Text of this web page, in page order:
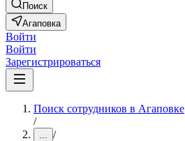
Поиск
Агаповка
Войти
Войти
Зарегистрироваться
Поиск сотрудников в Агаповке
/
... /